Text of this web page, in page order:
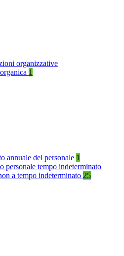
organizzative
1
annuale del personale 1
personale tempo indeterminato
a tempo indeterminato 25